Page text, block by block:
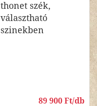
thonet szék,
választható
szinekben
89 900 Ft/db